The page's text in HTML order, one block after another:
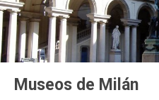
Museos de Milán